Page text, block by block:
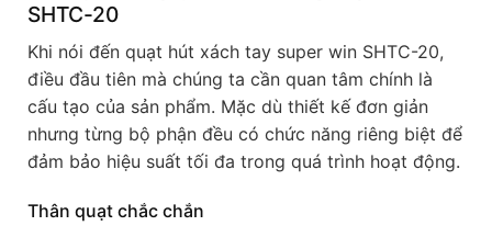
SHTC-20
Khi nói đến quạt hút xách tay super win SHTC-20,
điều đầu tiên mà chúng ta cần quan tâm chính là
cấu tạo của sản phẩm. Mặc dù thiết kế đơn giản
nhưng từng bộ phận đều có chức năng riêng biệt để
đảm bảo hiệu suất tối đa trong quá trình hoạt động.
Thân quạt chắc chắn